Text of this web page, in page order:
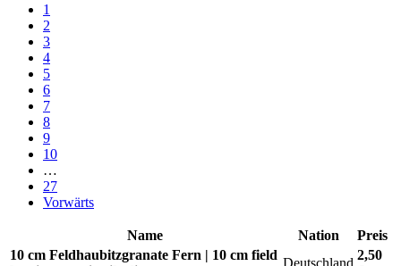
1
2
3
4
5
6
7
8
9
10
…
27
Vorwärts
Name Nation
Preis
10 cm Feldhaubitzgranate Fern | 10 cm field
Deutschland
2,50